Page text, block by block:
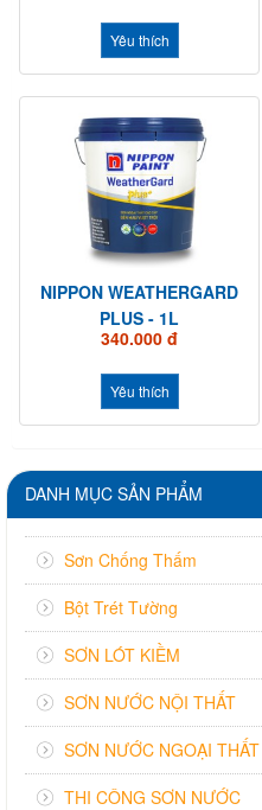
Yêu thích
NIPPON WEATHERGARD
PLUS - 1L
340.000 đ
Yêu thích
DANH MỤC SẢN PHẨM
Sơn Chống Thấm
Bột Trét Tường
SƠN LÓT KIỀM
SƠN NƯỚC NỘI THẤT
SƠN NƯỚC NGOẠI THẤT
THI CÔNG SƠN NƯỚC